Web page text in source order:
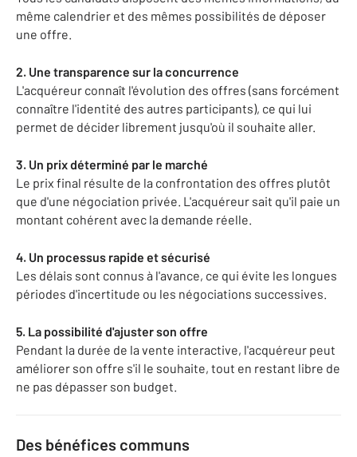
même calendrier et des mêmes possibilités de déposer
une offre.
2. Une transparence sur la concurrence
L'acquéreur connaît l'évolution des offres (sans forcément
connaître l'identité des autres participants), ce qui lui
permet de décider librement jusqu'où il souhaite aller.
3. Un prix déterminé par le marché
Le prix final résulte de la confrontation des offres plutôt
que d'une négociation privée. L'acquéreur sait qu'il paie un
montant cohérent avec la demande réelle.
4. Un processus rapide et sécurisé
Les délais sont connus à l'avance, ce qui évite les longues
périodes d'incertitude ou les négociations successives.
5. La possibilité d'ajuster son offre
Pendant la durée de la vente interactive, l'acquéreur peut
améliorer son offre s'il le souhaite, tout en restant libre de
ne pas dépasser son budget.
Des bénéfices communs